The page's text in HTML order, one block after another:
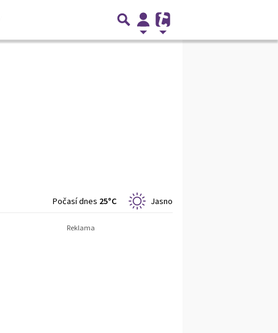
Počasí dnes 25°C Jasno